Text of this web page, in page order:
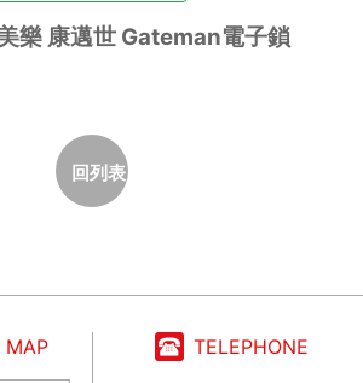
樂 康邁世 Gateman電子鎖
回列表
MAP TELEPHONE